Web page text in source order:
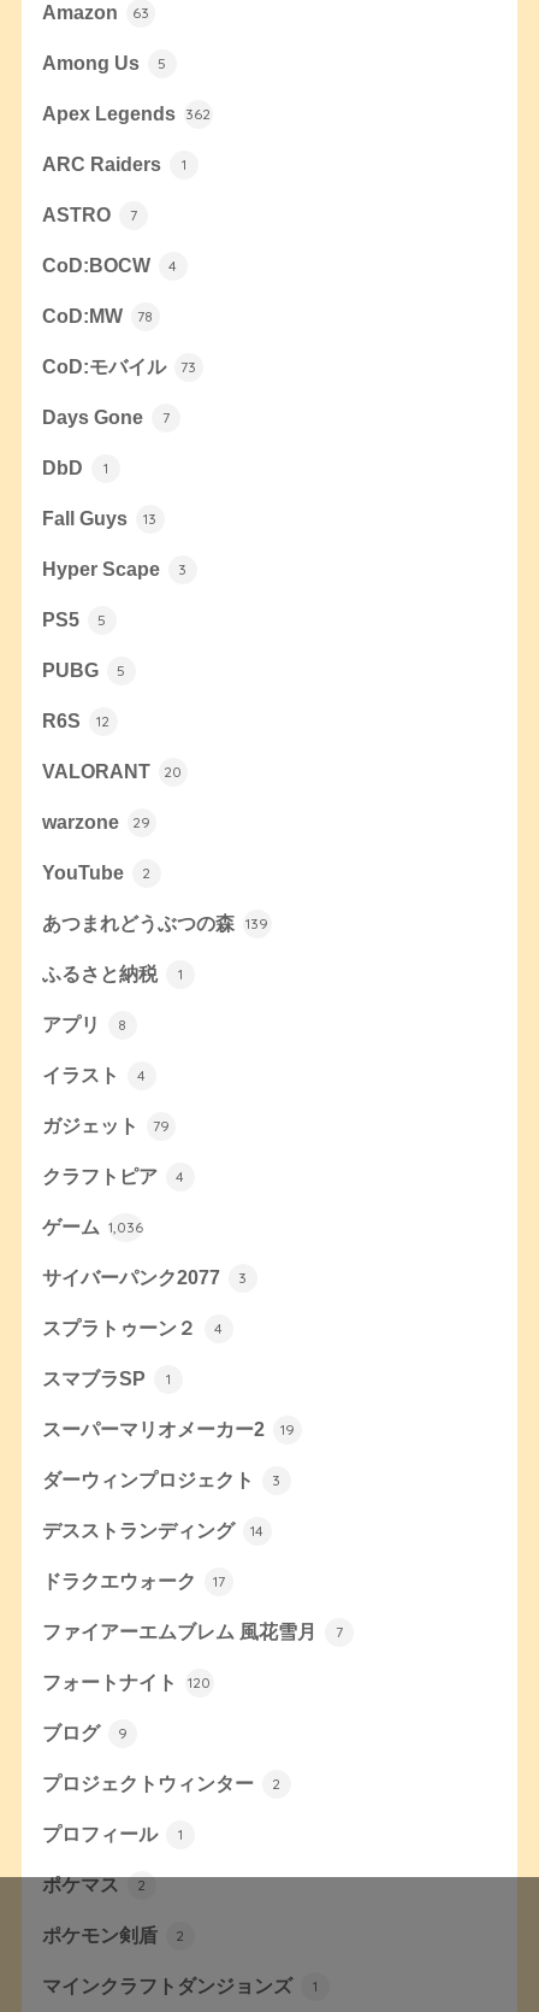
Amazon 63
Among Us 5
Apex Legends 362
ARC Raiders 1
ASTRO 7
CoD:BOCW 4
CoD:MW 78
CoD:モバイル 73
Days Gone 7
DbD 1
Fall Guys 13
Hyper Scape 3
PS5 5
PUBG 5
R6S 12
VALORANT 20
warzone 29
YouTube 2
あつまれどうぶつの森 139
ふるさと納税 1
アプリ 8
イラスト 4
ガジェット 79
クラフトピア 4
ゲーム 1,036
サイバーパンク2077 3
スプラトゥーン２ 4
スマブラSP 1
スーパーマリオメーカー2 19
ダーウィンプロジェクト 3
デスストランディング 14
ドラクエウォーク 17
ファイアーエムブレム 風花雪月 7
フォートナイト 120
ブログ 9
プロジェクトウィンター 2
プロフィール 1
ポケマス 2
ポケモン剣盾 2
マインクラフトダンジョンズ 1